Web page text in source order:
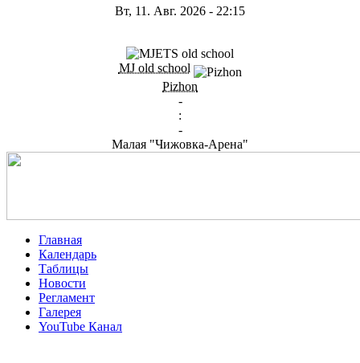
Вт, 11. Авг. 2026 - 22:15
MJ old school
Pizhon
-
:
-
Малая "Чижовка-Арена"
Главная
Календарь
Таблицы
Новости
Регламент
Галерея
YouTube Канал